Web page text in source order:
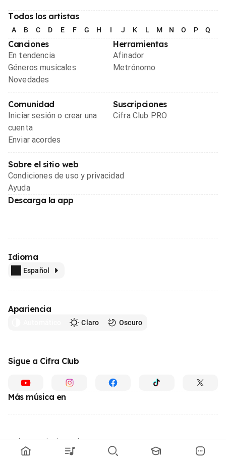
Todos los artistas
A B C D E F G H I J K L M N O P Q
Canciones
En tendencia
Géneros musicales
Novedades
Herramientas
Afinador
Metrónomo
Comunidad
Iniciar sesión o crear una
cuenta
Enviar acordes
Suscripciones
Cifra Club PRO
Sobre el sitio web
Condiciones de uso y privacidad
Ayuda
Descarga la app
Idioma
Español
Apariencia
Claro Oscuro
Sigue a Cifra Club
Más música en
© 1996 - 2026, el mayor sitio web de educación musical de Latinoamérica